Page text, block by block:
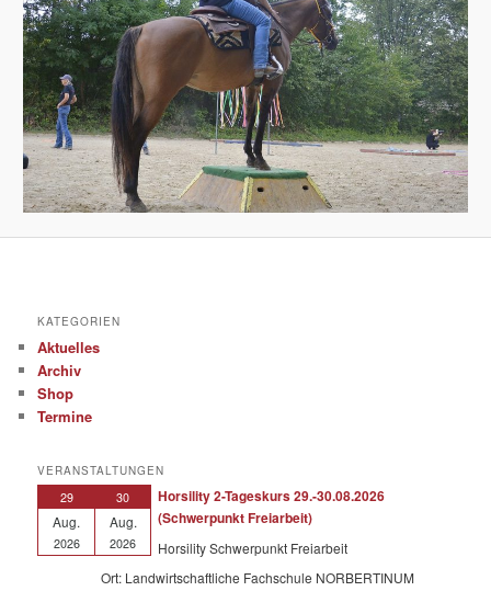
KATEGORIEN
Aktuelles
Archiv
Shop
Termine
VERANSTALTUNGEN
29
Aug.
2026
30
Aug.
2026
Horsility 2-Tageskurs 29.-30.08.2026
(Schwerpunkt Freiarbeit)
Horsility Schwerpunkt Freiarbeit
Ort: Landwirtschaftliche Fachschule NORBERTINUM